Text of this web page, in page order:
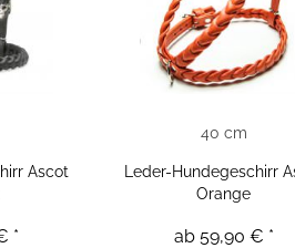
Ascot
*
40 cm
Leder-Hundegeschirr
Orange
ab 59,90 € *